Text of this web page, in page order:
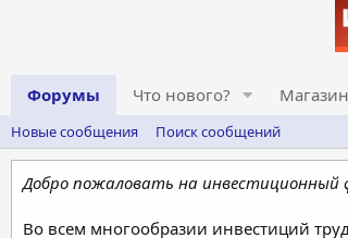
Форумы Что нового? Магазин
Новые сообщения Поиск сообщений
Добро пожаловать на инвестиционный
Во всем многообразии инвестиций